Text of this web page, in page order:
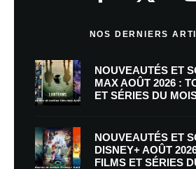
NOS DERNIERS
NOUVEAUTÉS ET
MAX AOÛT 2026 :
ET SÉRIES DU
NOUVEAUTÉS ET
DISNEY+ AOÛT
FILMS ET SÉRIES